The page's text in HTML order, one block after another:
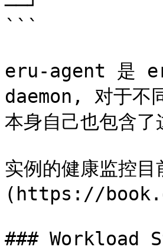
──┘
```
eru-agent 是
daemon, 对于
本身自己也包含
实例的健康监
(https://
### Workload